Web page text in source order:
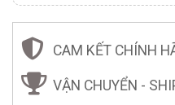
CAM KẾT CHÍNH
VẬN CHUYỂN -